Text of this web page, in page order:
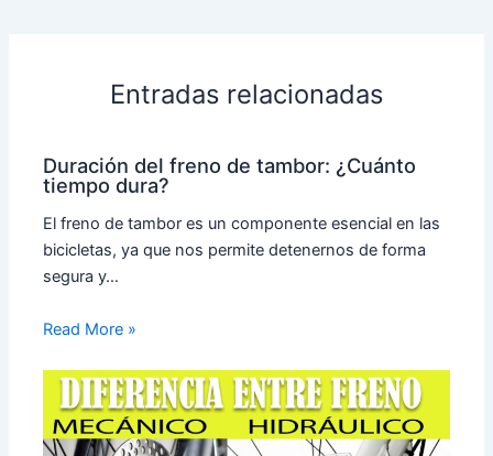
Entradas relacionadas
Duración del freno de tambor: ¿Cuánto
tiempo dura?
El freno de tambor es un componente esencial en las
bicicletas, ya que nos permite detenernos de forma
segura y…
Read More »